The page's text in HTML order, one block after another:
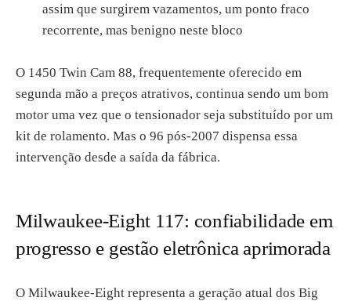
assim que surgirem vazamentos, um ponto fraco
recorrente, mas benigno neste bloco
O 1450 Twin Cam 88, frequentemente oferecido em
segunda mão a preços atrativos, continua sendo um bom
motor uma vez que o tensionador seja substituído por um
kit de rolamento. Mas o 96 pós-2007 dispensa essa
intervenção desde a saída da fábrica.
Milwaukee-Eight 117: confiabilidade em
progresso e gestão eletrônica aprimorada
O Milwaukee-Eight representa a geração atual dos Big